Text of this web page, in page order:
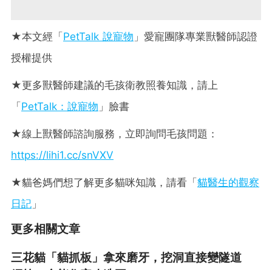
★本文經「PetTalk 說寵物 」愛寵團隊專業獸醫師認證
授權提供
★更多獸醫師建議的毛孩衛教照養知識，請上
「PetTalk：說寵物 」臉書
★線上獸醫師諮詢服務，立即詢問毛孩問題：
https://lihi1.cc/snVXV
★貓爸媽們想了解更多貓咪知識，請看「貓醫生的觀察
日記 」
更多相關文章
三花貓「貓抓板」拿來磨牙，挖洞直接變隧道